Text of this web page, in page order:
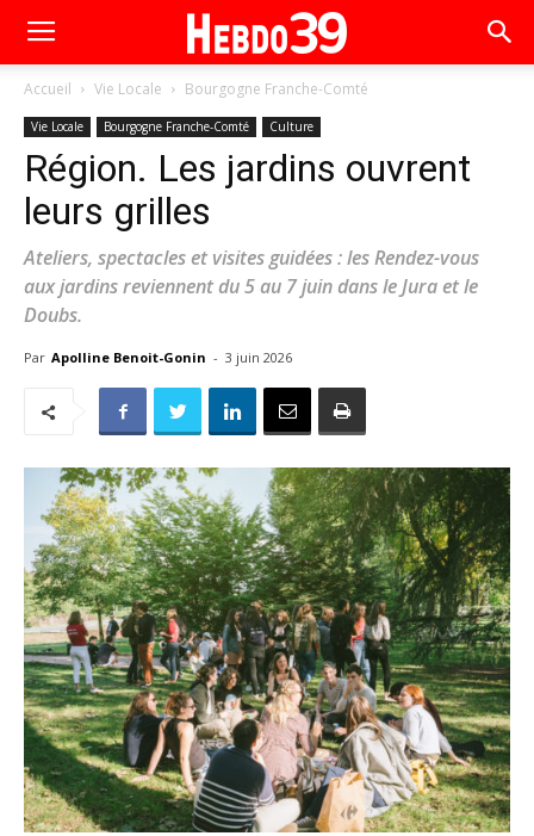
Accueil Vie Locale Bourgogne Franche-Comté
Vie Locale Bourgogne Franche-Comté Culture
Région. Les jardins ouvrent
leurs grilles
Ateliers, spectacles et visites guidées : les Rendez-vous
aux jardins reviennent du 5 au 7 juin dans le Jura et le
Doubs.
Par Apolline Benoit-Gonin - 3 juin 2026